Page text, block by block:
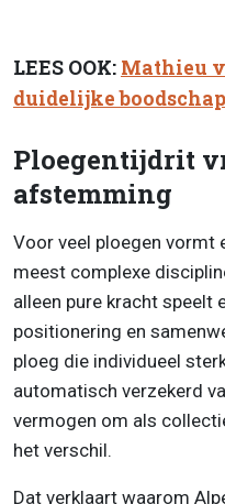
LEES OOK: Mathieu
duidelijke
Ploegentijdrit
afstemming
Voor veel ploegen vormt
meest complexe
alleen pure kracht speelt
positionering en
ploeg die individueel
automatisch verzekerd
vermogen om als
het verschil.
Dat verklaart waarom